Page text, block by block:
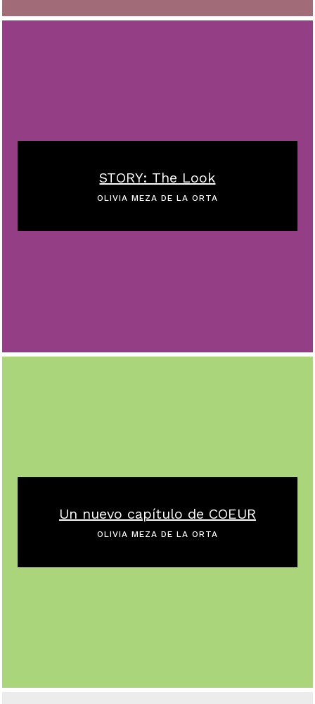
STORY: The Look
OLIVIA MEZA DE LA ORTA
Un nuevo capítulo de COEUR
OLIVIA MEZA DE LA ORTA